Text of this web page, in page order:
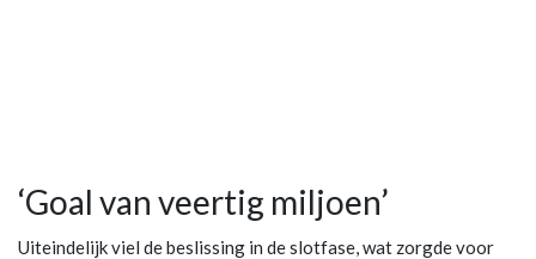
‘Goal van veertig miljoen’
Uiteindelijk viel de beslissing in de slotfase, wat zorgde voor